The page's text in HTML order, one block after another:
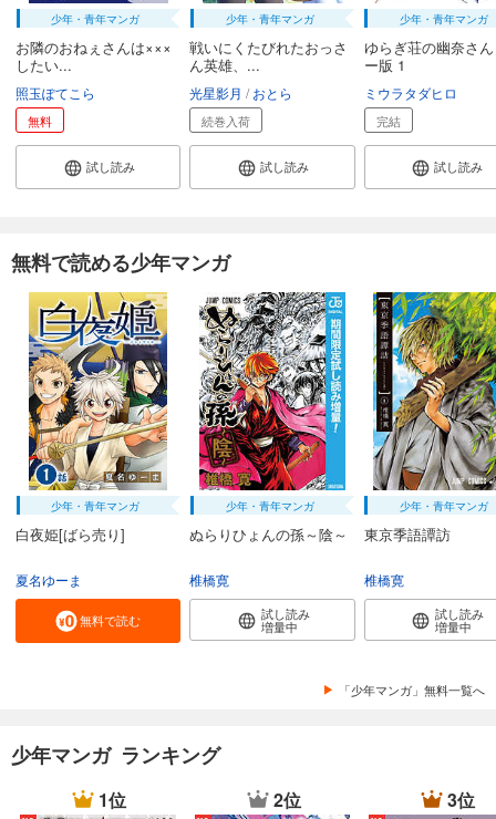
少年・青年マンガ
お隣のおねぇさんは×××
したい...
照玉ぽてこら
無料
試し読み
少年・青年マンガ
戦いにくたびれたおっさ
ん英雄、...
光星影月 おとら
続巻入荷
試し読み
少年・青年マンガ
ゆらぎ荘の幽奈さ
ー版 1
ミウラタダヒロ
完結
試し読み
無料で読める少年マンガ
少年・青年マンガ
白夜姫[ばら売り]
夏名ゆーま
無料で読む
少年・青年マンガ
ぬらりひょんの孫～陰～
椎橋寛
試し読み
増量中
少年・青年マンガ
東京季語譚訪
椎橋寛
試し読み
増量中
「少年マンガ」無料一覧へ
少年マンガ ランキング
1位 2位 3位